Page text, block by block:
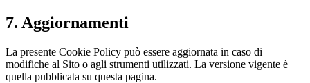
7. Aggiornamenti
La presente Cookie Policy può essere aggiornata in caso di
modifiche al Sito o agli strumenti utilizzati. La versione vigente è
quella pubblicata su questa pagina.